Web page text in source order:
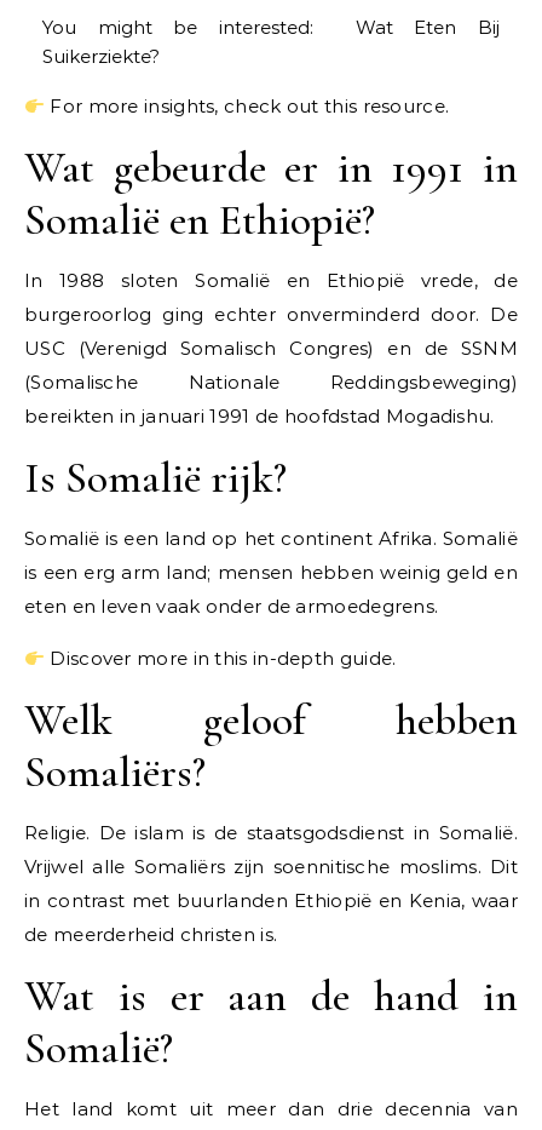
You might be interested:
Wat Eten Bij
Suikerziekte?
For more insights, check out this resource.
Wat gebeurde er in 1991 in
Somalië en Ethiopië?
In 1988 sloten Somalië en Ethiopië vrede, de
burgeroorlog ging echter onverminderd door. De
USC (Verenigd Somalisch Congres) en de SSNM
(Somalische Nationale Reddingsbeweging)
bereikten in januari 1991 de hoofdstad Mogadishu.
Is Somalië rijk?
Somalië is een land op het continent Afrika. Somalië
is een erg arm land; mensen hebben weinig geld en
eten en leven vaak onder de armoedegrens.
Discover more in this in-depth guide.
Welk geloof hebben
Somaliërs?
Religie. De islam is de staatsgodsdienst in Somalië.
Vrijwel alle Somaliërs zijn soennitische moslims. Dit
in contrast met buurlanden Ethiopië en Kenia, waar
de meerderheid christen is.
Wat is er aan de hand in
Somalië?
Het land komt uit meer dan drie decennia van